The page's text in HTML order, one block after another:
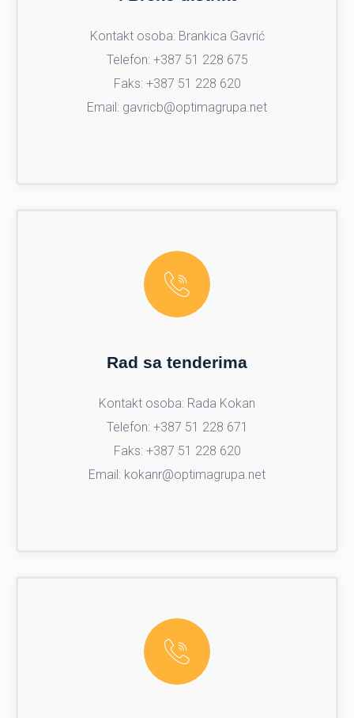
Kontakt osoba: Brankica Gavrić
Telefon: +387 51 228 675
Faks: +387 51 228 620
Email: gavricb@optimagrupa.net
Rad sa tenderima
Kontakt osoba: Rada Kokan
Telefon: +387 51 228 671
Faks: +387 51 228 620
Email: kokanr@optimagrupa.net